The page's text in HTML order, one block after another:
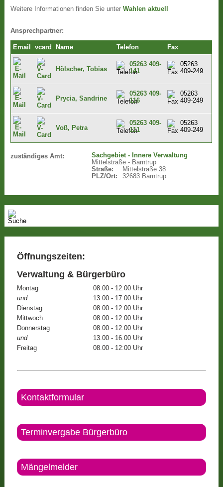
Weitere Informationen finden Sie unterWahlen aktuell
Ansprechpartner:
Email vcard Name Telefon Fax
Hölscher, Tobias
05263 409-
141
05263
409-249
Prycia, Sandrine
05263 409-
116
05263
409-249
Voß, Petra
05263 409-
111
05263
409-249
zuständiges Amt:
Sachgebiet - Innere Verwaltung
Mittelstraße - Barntrup
Straße:
Mittelstraße 38
PLZ/Ort:
32683 Barntrup
Öffnungszeiten:
Verwaltung & Bürgerbüro
Montag
08.00 - 12.00 Uhr
und
13.00 - 17.00 Uhr
Dienstag
08.00 - 12.00 Uhr
Mittwoch
08.00 - 12.00 Uhr
Donnerstag
08.00 - 12.00 Uhr
und
13.00 - 16.00 Uhr
Freitag
08.00 - 12:00 Uhr
Kontaktformular
Terminvergabe Bürgerbüro
Mängelmelder